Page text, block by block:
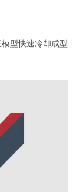
型快速冷却成型